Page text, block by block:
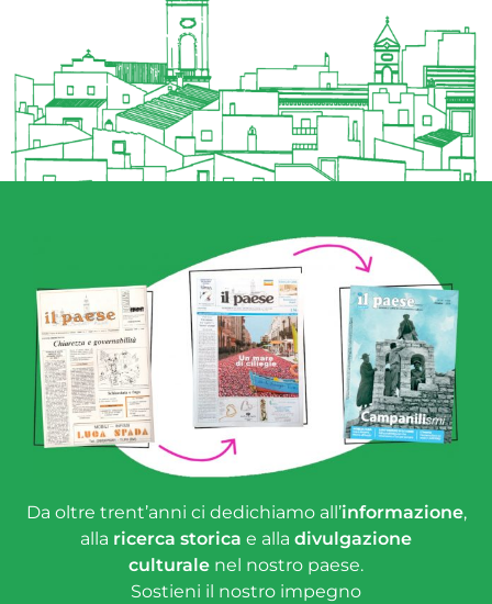
Da oltre trent’anni ci dedichiamo all’informazione,
alla ricerca storica e alla divulgazione
culturale nel nostro paese.
Sostieni il nostro impegno